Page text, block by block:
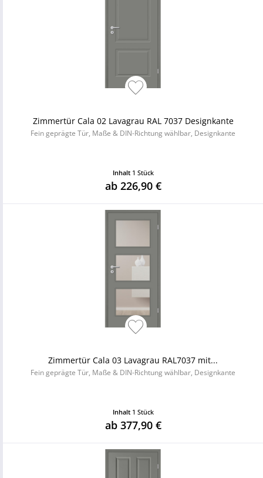
Zimmertür Cala 02 Lavagrau RAL 7037 Designkante
Fein geprägte Tür, Maße & DIN-Richtung wählbar, Designkante
Inhalt 1 Stück
ab 226,90 €
Zimmertür Cala 03 Lavagrau RAL7037 mit...
Fein geprägte Tür, Maße & DIN-Richtung wählbar, Designkante
Inhalt 1 Stück
ab 377,90 €